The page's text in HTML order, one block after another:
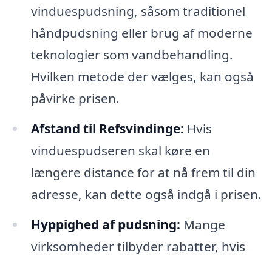
vinduespudsning, såsom traditionel
håndpudsning eller brug af moderne
teknologier som vandbehandling.
Hvilken metode der vælges, kan også
påvirke prisen.
Afstand til Refsvindinge: Hvis
vinduespudseren skal køre en
længere distance for at nå frem til din
adresse, kan dette også indgå i prisen.
Hyppighed af pudsning: Mange
virksomheder tilbyder rabatter, hvis